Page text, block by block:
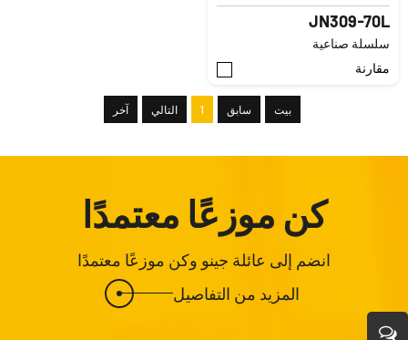
JN309-70L
سلسلة صناعية
مقارنة
بيت سابق 1 التالي آخر
كن موزعًا معتمدًا
انضم إلى عائلة جينو وكن موزعًا معتمدًا
المزيد من التفاصيل